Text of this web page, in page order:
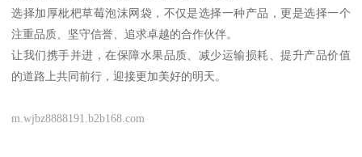
选择加厚枇杷草莓泡沫网袋，不仅是选择一种产品，更是选择一个
注重品质、坚守信誉、追求卓越的合作伙伴。
让我们携手并进，在保障水果品质、减少运输损耗、提升产品价值
的道路上共同前行，迎接更加美好的明天。
m.wjbz8888191.b2b168.com